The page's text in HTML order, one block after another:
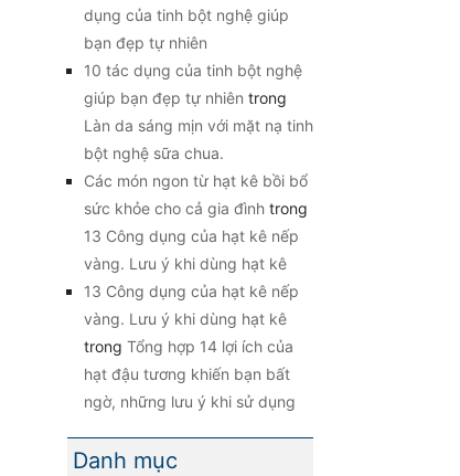
dụng của tinh bột nghệ giúp
bạn đẹp tự nhiên
10 tác dụng của tinh bột nghệ
giúp bạn đẹp tự nhiên trong
Làn da sáng mịn với mặt nạ tinh
bột nghệ sữa chua.
Các món ngon từ hạt kê bồi bổ
sức khỏe cho cả gia đình trong
13 Công dụng của hạt kê nếp
vàng. Lưu ý khi dùng hạt kê
13 Công dụng của hạt kê nếp
vàng. Lưu ý khi dùng hạt kê
trong Tổng hợp 14 lợi ích của
hạt đậu tương khiến bạn bất
ngờ, những lưu ý khi sử dụng
Danh mục